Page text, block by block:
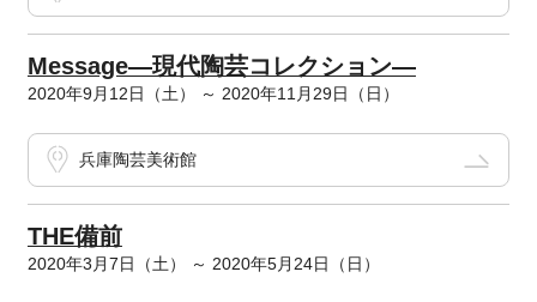
Message―現代陶芸コレクション―
2020年9月12日（土） ～ 2020年11月29日（日）
兵庫陶芸美術館
THE備前
2020年3月7日（土） ～ 2020年5月24日（日）